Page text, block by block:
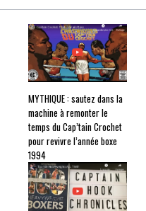
MYTHIQUE : sautez dans la
machine à remonter le
temps du Cap’tain Crochet
pour revivre l’année boxe
1994